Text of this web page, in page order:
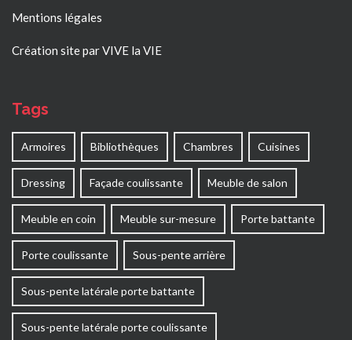
Mentions légales
Création site par VIVE la VIE
Tags
Armoires Bibliothèques Chambres Cuisines
Dressing Façade coulissante Meuble de salon
Meuble en coin Meuble sur-mesure Porte battante
Porte coulissante Sous-pente arrière
Sous-pente latérale porte battante
Sous-pente latérale porte coulissante